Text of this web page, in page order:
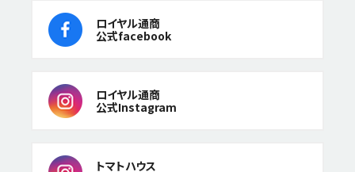
ロイヤル通商
公式facebook
ロイヤル通商
公式Instagram
トマトハウス